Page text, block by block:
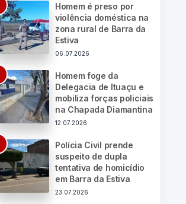
Homem é preso por
violência doméstica na
zona rural de Barra da
Estiva
06.07.2026
Homem foge da
Delegacia de Ituaçu e
mobiliza forças policiais
na Chapada Diamantina
12.07.2026
Polícia Civil prende
suspeito de dupla
tentativa de homicídio
em Barra da Estiva
23.07.2026